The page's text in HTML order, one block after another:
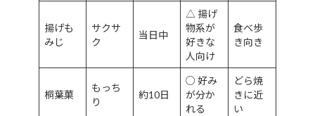
揚げも
みじ
サクサ
ク
当日中
△ 揚げ
物系が
好きな
人向け
食べ歩
き向き
桐葉菓
もっち
り
約10日
○ 好み
が分か
れる
どら焼
きに近
い